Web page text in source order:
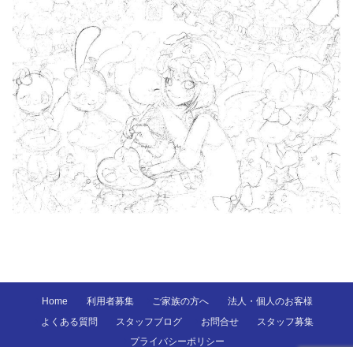
Home 利用者募集 ご家族の方へ
法人・個人のお客様
よくある質問
スタッフブログ お問合せ
スタッフ募集
プライバシーポリシー